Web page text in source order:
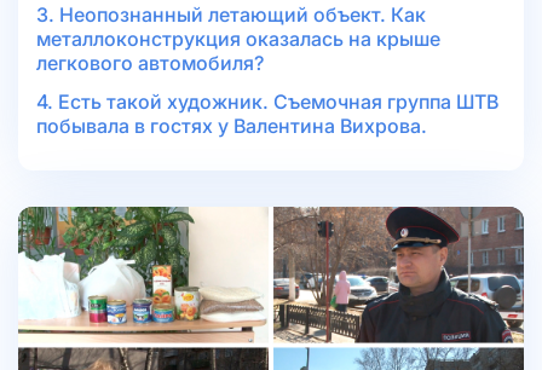
3. Неопознанный летающий объект. Как
металлоконструкция оказалась на крыше
легкового автомобиля?
4. Есть такой художник. Съемочная группа ШТВ
побывала в гостях у Валентина Вихрова.